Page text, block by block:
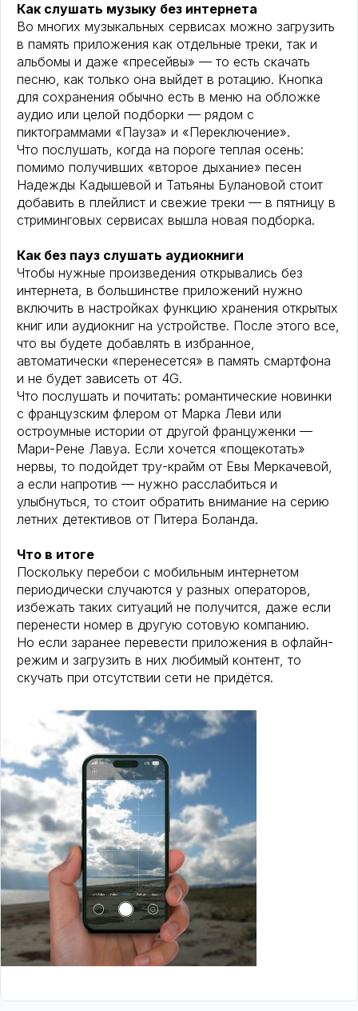
Как слушать музыку без интернета
Во многих музыкальных сервисах можно загрузить
в память приложения как отдельные треки, так и
альбомы и даже «пресейвы» — то есть скачать
песню, как только она выйдет в ротацию. Кнопка
для сохранения обычно есть в меню на обложке
аудио или целой подборки — рядом с
пиктограммами «Пауза» и «Переключение».
Что послушать, когда на пороге теплая осень:
помимо получивших «второе дыхание» песен
Надежды Кадышевой и Татьяны Булановой стоит
добавить в плейлист и свежие треки — в пятницу в
стриминговых сервисах вышла новая подборка.
Как без пауз слушать аудиокниги
Чтобы нужные произведения открывались без
интернета, в большинстве приложений нужно
включить в настройках функцию хранения открытых
книг или аудиокниг на устройстве. После этого все,
что вы будете добавлять в избранное,
автоматически «перенесется» в память смартфона
и не будет зависеть от 4G.
Что послушать и почитать: романтические новинки
с французским флером от Марка Леви или
остроумные истории от другой француженки —
Мари-Рене Лавуа. Если хочется «пощекотать»
нервы, то подойдет тру-крайм от Евы Меркачевой,
а если напротив — нужно расслабиться и
улыбнуться, то стоит обратить внимание на серию
летних детективов от Питера Боланда.
Что в итоге
Поскольку перебои с мобильным интернетом
периодически случаются у разных операторов,
избежать таких ситуаций не получится, даже если
перенести номер в другую сотовую компанию.
Но если заранее перевести приложения в офлайн-
режим и загрузить в них любимый контент, то
скучать при отсутствии сети не придётся.